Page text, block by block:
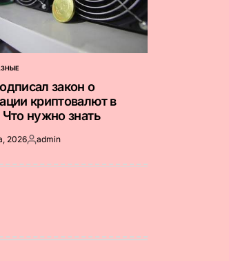
закон о
криптовалют в
нужно знать
2026Запись
admin